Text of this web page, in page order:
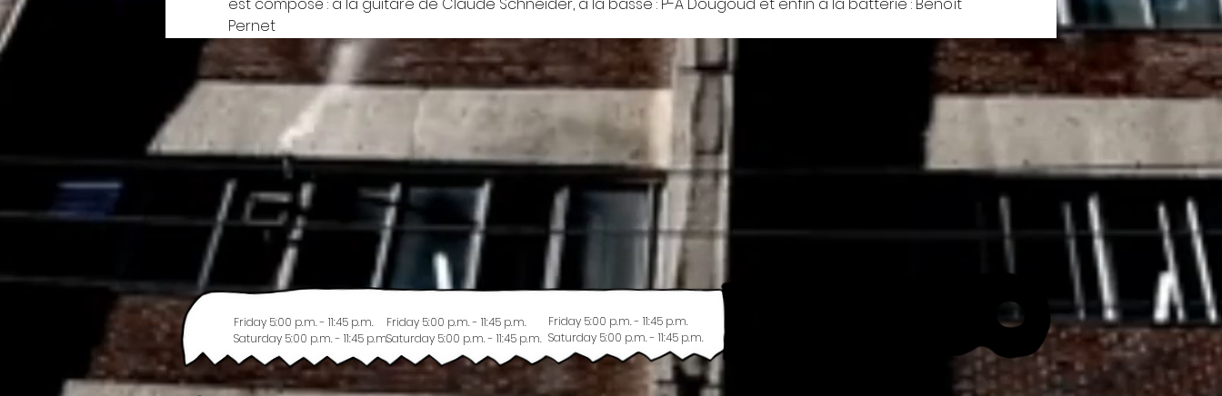
Pernet
Friday 5:00 p.m. - 11:45 p.m.
Saturday 5:00 p.m. - 11:45 p.m.
Friday 5:00 p.m. - 11:45 p.m.
Saturday 5:00 p.m. - 11:45 p.m.
Friday 5:00 p.m. - 11:45 p.m.
Saturday 5:00 p.m. - 11:45 p.m.